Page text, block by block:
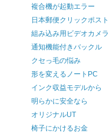
複合機が起動エラー
日本郵便クリックポスト
組み込み用ビデオカメラ
通知機能付きバックル
クセっ毛の悩み
形を変えるノートPC
インク収益モデルから
明らかに安全なら
オリジナルUT
椅子にかけるお金